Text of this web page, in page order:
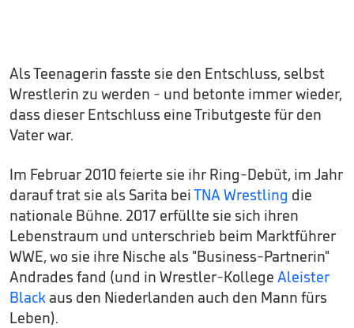
Als Teenagerin fasste sie den Entschluss, selbst
Wrestlerin zu werden - und betonte immer wieder,
dass dieser Entschluss eine Tributgeste für den
Vater war.
Im Februar 2010 feierte sie ihr Ring-Debüt, im Jahr
darauf trat sie als Sarita beiTNA Wrestling die
nationale Bühne. 2017 erfüllte sie sich ihren
Lebenstraum und unterschrieb beim Marktführer
WWE, wo sie ihre Nische als "Business-Partnerin"
Andrades fand (und in Wrestler-Kollege Aleister
Black aus den Niederlanden auch den Mann fürs
Leben).